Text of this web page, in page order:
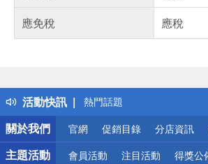
應免稅
應稅
活動快訊
得獎公告
熱門話題
銀行優惠
偏遠地區配送
詐騙網頁！請小心！
關於我們
官網 促銷目錄 分店資訊
主題活動 會員活動 注目活動 得獎公